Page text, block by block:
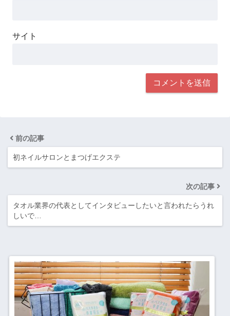
サイト
前の記事
初ネイルサロンとまつげエクステ
次の記事
タオル業界の代表としてインタビューしたいと言われたらうれ
しいで…